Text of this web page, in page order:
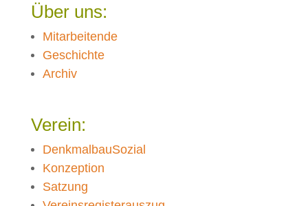
Über uns:
Mitarbeitende
Geschichte
Archiv
Verein:
DenkmalbauSozial
Konzeption
Satzung